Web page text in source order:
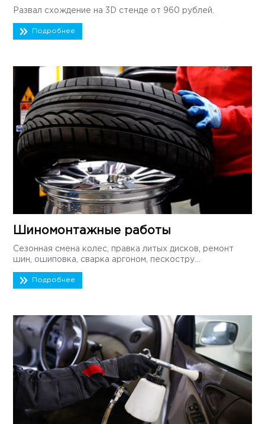
Развал схождение на 3D стенде от 960 рублей.
Подробнее
Шиномонтажные работы
Сезонная смена колес, правка литых дисков, ремонт
шин, ошиповка, сварка аргоном, пескостру...
Подробнее